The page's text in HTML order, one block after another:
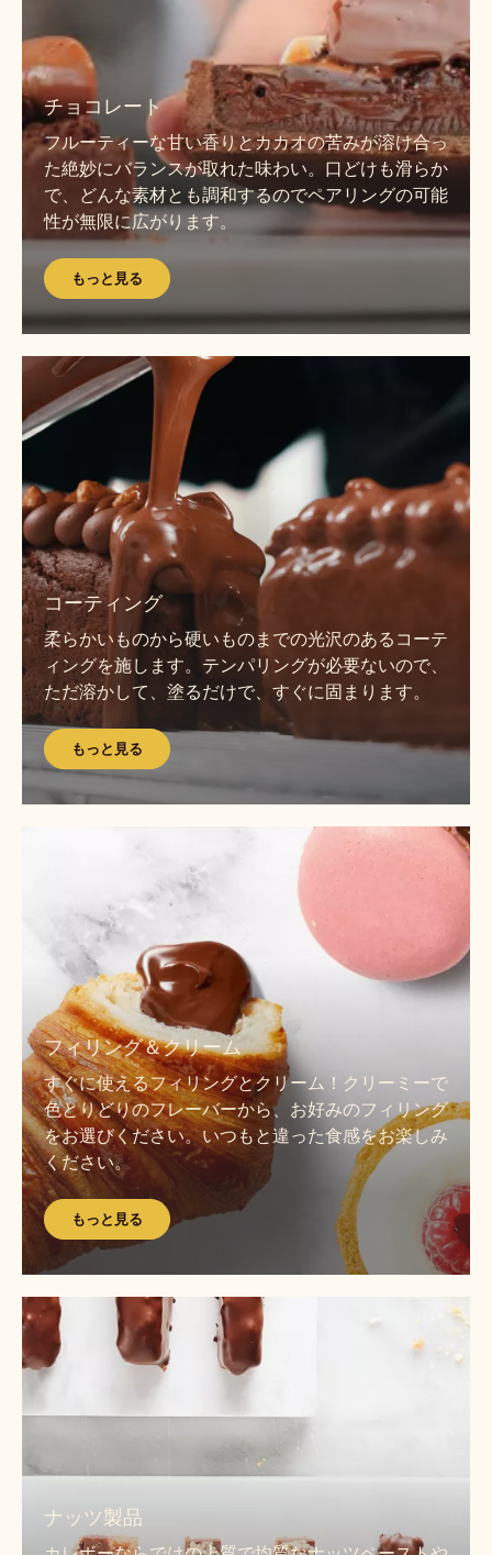
チョコレート
フルーティーな甘い香りとカカオの苦みが溶け合っ
た絶妙にバランスが取れた味わい。口どけも滑らか
で、どんな素材とも調和するのでペアリングの可能
性が無限に広がります。
もっと見る
も
っ
と
見
コーティング
柔らかいものから硬いものまでの光沢のあるコーテ
ィングを施します。テンパリングが必要ないので、
ただ溶かして、塗るだけで、すぐに固まります。
もっと見る
も
っ
と
見
る
も
と
見
フィリング＆クリーム
すぐに使えるフィリングとクリーム！クリーミーで
色とりどりのフレーバーから、お好みのフィリング
をお選びください。いつもと違った食感をお楽しみ
ください。
もっと見る
っ
と
見
る
ナッツ製品
も
っ
と
る